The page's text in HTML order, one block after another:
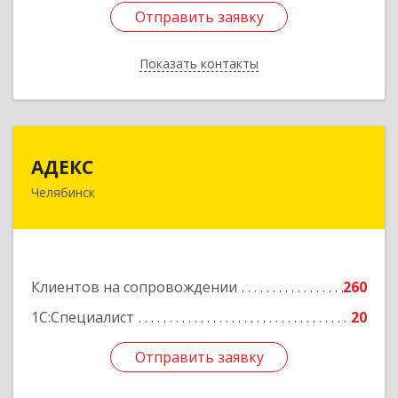
Отправить заявку
Показать контакты
Отправить заявку
Назад
АДЕКС
Челябинск
Клиентов на сопровождении
260
1С:Специалист
20
Отправить заявку
454080, Челябинская обл, Челябинск г, Смирных
Отправить заявку